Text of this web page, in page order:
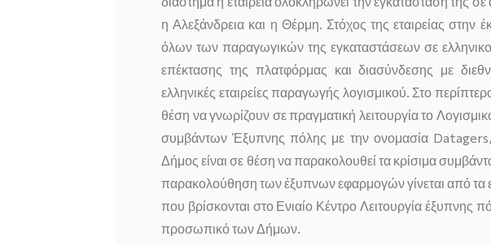
η Αλεξάνδρεια και η Θέρμη. Στόχος της εταιρείας στην
όλων των παραγωγικών της εγκαταστάσεων σε
επέκτασης της πλατφόρμας και διασύνδεσης με
ελληνικές εταιρείες παραγωγής λογισμικού. Στο
θέση να γνωρίζουν σε πραγματική λειτουργία το
συμβάντων Έξυπνης πόλης με την ονομασία
Δήμος είναι σε θέση να παρακολουθεί τα κρίσιμα
παρακολούθηση των έξυπνων εφαρμογών γίνεται από τα
που βρίσκονται στο Ενιαίο Κέντρο Λειτουργία έξυπνης
προσωπικό των Δήμων.